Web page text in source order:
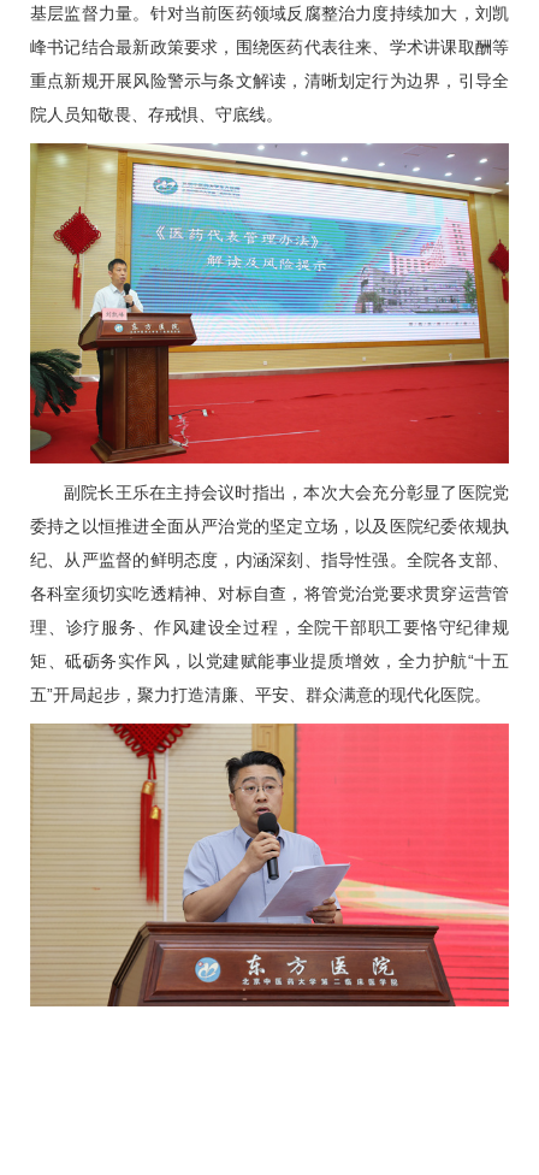
基层监督力量。针对当前医药领域反腐整治力度持续加大，刘凯
峰书记结合最新政策要求，围绕医药代表往来、学术讲课取酬等
重点新规开展风险警示与条文解读，清晰划定行为边界，引导全
院人员知敬畏、存戒惧、守底线。
副院长王乐在主持会议时指出，本次大会充分彰显了医院党
委持之以恒推进全面从严治党的坚定立场，以及医院纪委依规执
纪、从严监督的鲜明态度，内涵深刻、指导性强。全院各支部、
各科室须切实吃透精神、对标自查，将管党治党要求贯穿运营管
理、诊疗服务、作风建设全过程，全院干部职工要恪守纪律规
矩、砥砺务实作风，以党建赋能事业提质增效，全力护航“十五
五”开局起步，聚力打造清廉、平安、群众满意的现代化医院。